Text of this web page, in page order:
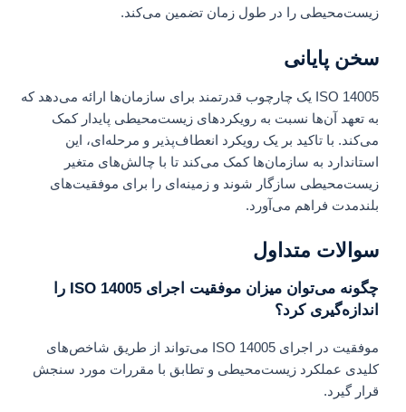
زیست‌محیطی را در طول زمان تضمین می‌کند.
سخن پایانی
ISO 14005 یک چارچوب قدرتمند برای سازمان‌ها ارائه می‌دهد که
به تعهد آن‌ها نسبت به رویکردهای زیست‌محیطی پایدار کمک
می‌کند. با تاکید بر یک رویکرد انعطاف‌پذیر و مرحله‌ای، این
استاندارد به سازمان‌ها کمک می‌کند تا با چالش‌های متغیر
زیست‌محیطی سازگار شوند و زمینه‌ای را برای موفقیت‌های
بلندمدت فراهم می‌آورد.
سوالات متداول
چگونه می‌توان میزان موفقیت اجرای ISO 14005 را
اندازه‌گیری کرد؟
موفقیت در اجرای ISO 14005 می‌تواند از طریق شاخص‌های
کلیدی عملکرد زیست‌محیطی و تطابق با مقررات مورد سنجش
قرار گیرد.